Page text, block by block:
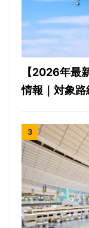
【2026年最
情報｜対象